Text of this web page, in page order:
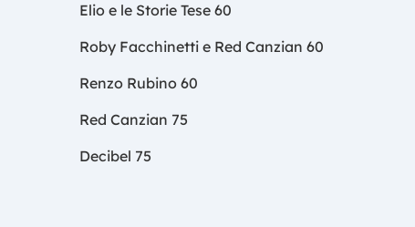
Elio e le Storie Tese 60
Roby Facchinetti e Red Canzian 60
Renzo Rubino 60
Red Canzian 75
Decibel 75